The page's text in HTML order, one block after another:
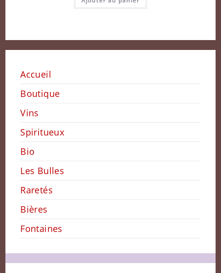
Accueil
Boutique
Vins
Spiritueux
Bio
Les Bulles
Raretés
Bières
Fontaines